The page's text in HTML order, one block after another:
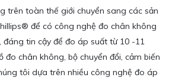
trên toàn thế giới chuyển sang các sản
để có công nghệ đo chân không
đáng tin cậy để đo áp suất từ 10 -11
đo chân không, bộ chuyển đổi, cảm biến
tôi dựa trên nhiều công nghệ đo áp